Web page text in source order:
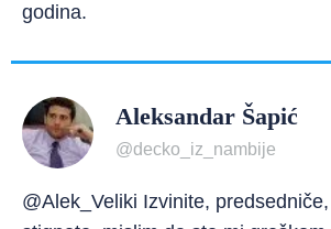
godina.
Aleksandar Šapić
@decko_iz_nambije
@Alek_Veliki Izvinite,